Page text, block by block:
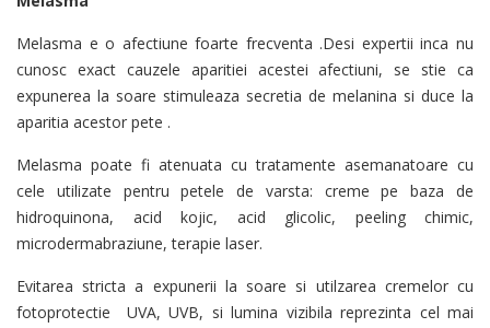
Melasma e o afectiune foarte frecventa .Desi expertii inca nu
cunosc exact cauzele aparitiei acestei afectiuni, se stie ca
expunerea la soare stimuleaza secretia de melanina si duce la
aparitia acestor pete .
Melasma poate fi atenuata cu tratamente asemanatoare cu
cele utilizate pentru petele de varsta: creme pe baza de
hidroquinona, acid kojic, acid glicolic, peeling chimic,
microdermabraziune, terapie laser.
Evitarea stricta a expunerii la soare si utilzarea cremelor cu
fotoprotectie UVA, UVB, si lumina vizibila reprezinta cel mai